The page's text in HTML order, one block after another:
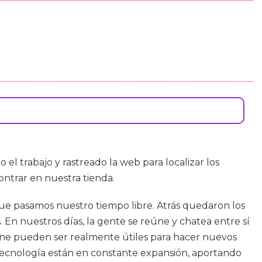
el trabajo y rastreado la web para localizar los
en nuestra tienda.
pasamos nuestro tiempo libre. Atrás quedaron los
En nuestros días, la gente se reúne y chatea entre sí
pueden ser realmente útiles para hacer nuevos
están en constante expansión, aportando